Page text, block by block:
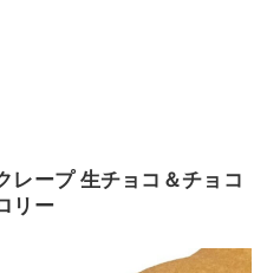
レープ 生チョコ＆チョコ
リー